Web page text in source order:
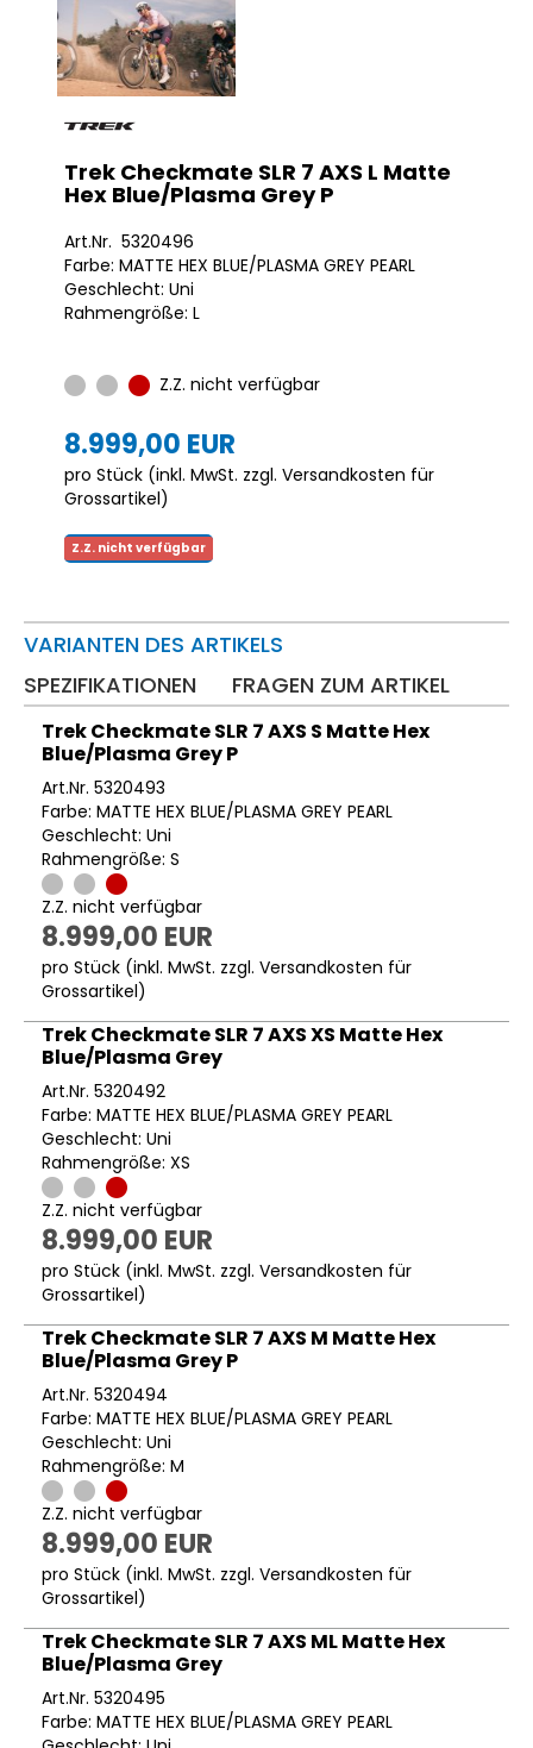
Trek Checkmate SLR 7 AXS L Matte
Hex Blue/Plasma Grey P
Art.Nr. 5320496
Farbe: MATTE HEX BLUE/PLASMA GREY PEARL
Geschlecht: Uni
Rahmengröße: L
Z.Z. nicht verfügbar
8.999,00 EUR
pro Stück (inkl. MwSt. zzgl. Versandkosten für
Grossartikel)
Z.Z. nicht verfügbar
VARIANTEN DES ARTIKELS
SPEZIFIKATIONEN
FRAGEN ZUM ARTIKEL
Trek Checkmate SLR 7 AXS S Matte Hex
Blue/Plasma Grey P
Art.Nr. 5320493
Farbe: MATTE HEX BLUE/PLASMA GREY PEARL
Geschlecht: Uni
Rahmengröße: S
Z.Z. nicht verfügbar
8.999,00 EUR
pro Stück (inkl. MwSt. zzgl. Versandkosten für
Grossartikel)
Trek Checkmate SLR 7 AXS XS Matte Hex
Blue/Plasma Grey
Art.Nr. 5320492
Farbe: MATTE HEX BLUE/PLASMA GREY PEARL
Geschlecht: Uni
Rahmengröße: XS
Z.Z. nicht verfügbar
8.999,00 EUR
pro Stück (inkl. MwSt. zzgl. Versandkosten für
Grossartikel)
Trek Checkmate SLR 7 AXS M Matte Hex
Blue/Plasma Grey P
Art.Nr. 5320494
Farbe: MATTE HEX BLUE/PLASMA GREY PEARL
Geschlecht: Uni
Rahmengröße: M
Z.Z. nicht verfügbar
8.999,00 EUR
pro Stück (inkl. MwSt. zzgl. Versandkosten für
Grossartikel)
Trek Checkmate SLR 7 AXS ML Matte Hex
Blue/Plasma Grey
Art.Nr. 5320495
Farbe: MATTE HEX BLUE/PLASMA GREY PEARL